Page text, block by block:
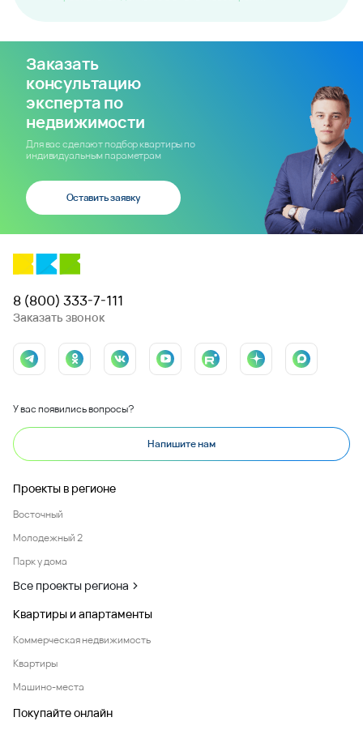
Заказать
консультацию
эксперта по
недвижимости
Для вас сделают подбор квартиры по
индивидуальным параметрам
Оставить заявку
8 (800) 333-7-111
Заказать звонок
У вас появились вопросы?
Напишите нам
Проекты в регионе
Восточный
Молодежный 2
Парк у дома
Все проекты региона
Квартиры и апартаменты
Коммерческая недвижимость
Квартиры
Машино-места
Покупайте онлайн